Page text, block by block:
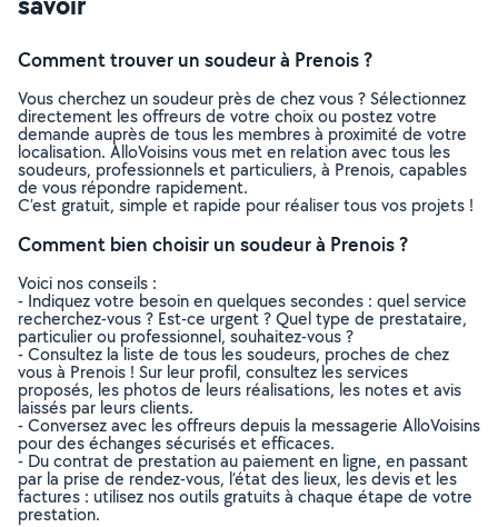
Comment trouver un soudeur à Prenois ?
Vous cherchez un soudeur près de chez vous ? Sélectionnez
directement les offreurs de votre choix ou postez votre
demande auprès de tous les membres à proximité de votre
localisation. AlloVoisins vous met en relation avec tous les
soudeurs, professionnels et particuliers, à Prenois, capables
de vous répondre rapidement.
C’est gratuit, simple et rapide pour réaliser tous vos projets !
Comment bien choisir un soudeur à Prenois ?
Voici nos conseils :
- Indiquez votre besoin en quelques secondes : quel service
recherchez-vous ? Est-ce urgent ? Quel type de prestataire,
particulier ou professionnel, souhaitez-vous ?
- Consultez la liste de tous les soudeurs, proches de chez
vous à Prenois ! Sur leur profil, consultez les services
proposés, les photos de leurs réalisations, les notes et avis
laissés par leurs clients.
- Conversez avec les offreurs depuis la messagerie AlloVoisins
pour des échanges sécurisés et efficaces.
- Du contrat de prestation au paiement en ligne, en passant
par la prise de rendez-vous, l’état des lieux, les devis et les
factures : utilisez nos outils gratuits à chaque étape de votre
prestation.